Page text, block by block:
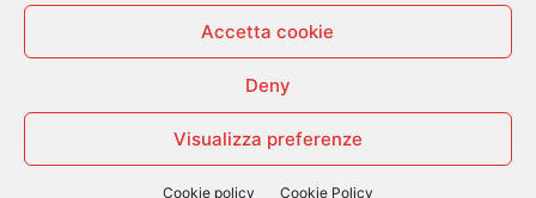
Accetta cookie
Deny
Visualizza preferenze
Cookie policy Cookie Policy
© 2026 Tutti i diritti riservati - Italia Notizie .online |
Cronaca Economia
Cultura e Spettacoli ItaliaNotizie Tv